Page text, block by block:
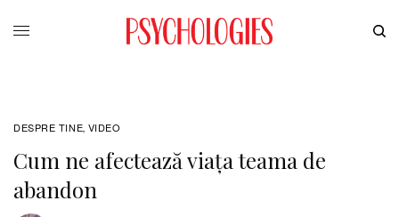
DESPRE TINE, VIDEO
Cum ne afectează viața teama de
abandon